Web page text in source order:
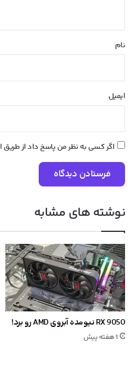
نام
ایمیل
اگر کسی به نظر من پاسخ داد از طریق
نوشته های مشابه
RX 9050 نیومده آبروی AMD رو برد!
1 هفته پیش